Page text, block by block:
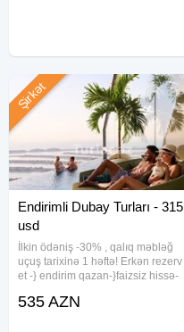
Endirimli Dubay Turları - 315
usd
İlkin ödəniş -30% , qalıq məbləğ
uçuş tarixinə 1 həftə! Erkən rezerv
et -} endirim qazan-}faizsiz hissə-
Bu fürsəti qaçırmayın! Air Arabia
Şirkət
535 AZN